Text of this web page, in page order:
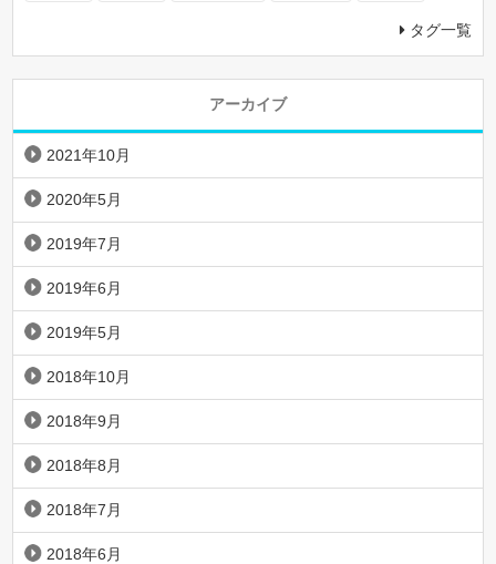
タグ一覧
アーカイブ
2021年10月
2020年5月
2019年7月
2019年6月
2019年5月
2018年10月
2018年9月
2018年8月
2018年7月
2018年6月